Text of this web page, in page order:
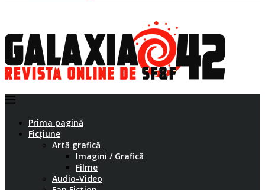
Prima pagină
Ficțiune
Artă grafică
Imagini / Grafică
Filme
Audio-Video